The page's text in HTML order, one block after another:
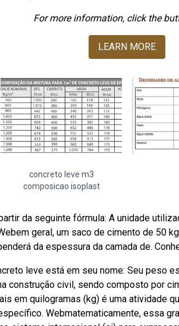
For more information, click the
LEARN MORE
concreto leve m3
composicao isoplast
da seguinte fórmula: A unidade
geral, um saco de cimento de 50
da espessura da camada de.
leve está em seu nome: Seu peso
construção civil, sendo composto por
em quilogramas (kg) é uma atividade
Webmatematicamente, essa